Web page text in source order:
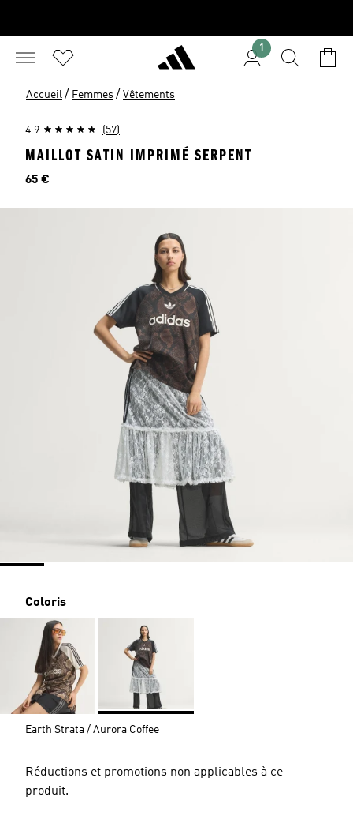
1
Accueil / Femmes / Vêtements
4.9 (57)
MAILLOT SATIN IMPRIMÉ SERPENT
Prix
65 €
Coloris
Earth Strata / Aurora Coffee
Réductions et promotions non applicables à ce
produit.